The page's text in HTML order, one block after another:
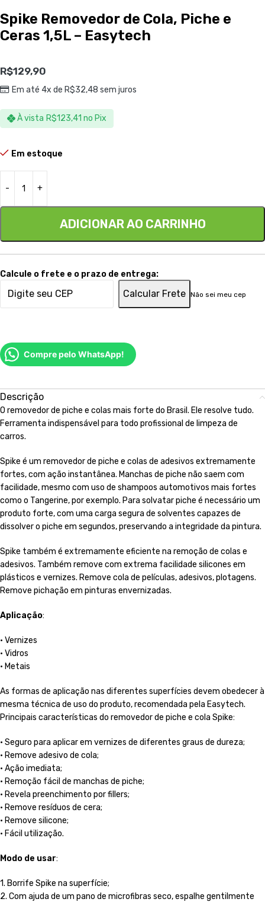
Spike Removedor de Cola, Piche e
Ceras 1,5L – Easytech
R$129,90
Em até 4x de R$32,48 sem juros
À vista R$123,41 no Pix
Em estoque
ADICIONAR AO CARRINHO
Calcule o frete e o prazo de entrega:
Calcular Frete Não sei meu cep
Compre pelo WhatsApp!
Descrição
O removedor de piche e colas mais forte do Brasil. Ele resolve tudo.
Ferramenta indispensável para todo profissional de limpeza de
carros.
Spike é um removedor de piche e colas de adesivos extremamente
fortes, com ação instantânea. Manchas de piche não saem com
facilidade, mesmo com uso de shampoos automotivos mais fortes
como o Tangerine, por exemplo. Para solvatar piche é necessário um
produto forte, com uma carga segura de solventes capazes de
dissolver o piche em segundos, preservando a integridade da pintura.
Spike também é extremamente eficiente na remoção de colas e
adesivos. Também remove com extrema facilidade silicones em
plásticos e vernizes. Remove cola de películas, adesivos, plotagens.
Remove pichação em pinturas envernizadas.
Aplicação:
• Vernizes
• Vidros
• Metais
As formas de aplicação nas diferentes superfícies devem obedecer à
mesma técnica de uso do produto, recomendada pela Easytech.
Principais características do removedor de piche e cola Spike:
• Seguro para aplicar em vernizes de diferentes graus de dureza;
• Remove adesivo de cola;
• Ação imediata;
• Remoção fácil de manchas de piche;
• Revela preenchimento por fillers;
• Remove resíduos de cera;
• Remove silicone;
• Fácil utilização.
Modo de usar:
1. Borrife Spike na superfície;
2. Com ajuda de um pano de microfibras seco, espalhe gentilmente